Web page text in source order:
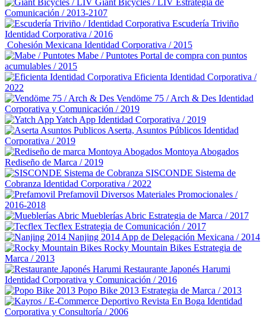
Giant Bicycles / LIV Estrategia de
Comunicación / 2013-2107
Escudería Triviño
Identidad Corporativa / 2016
Cohesión Mexicana Identidad Corporativa / 2015
Mabe / Puntotes Portal de compra con puntos
acumulables / 2015
Eficienta Identidad Corporativa /
2022
Vendöme 75 / Arch & Des Identidad
Corporativa y Comunicación / 2019
Yatch App Identidad Corporativa / 2019
Aserta, Asuntos Públicos Identidad
Corporativa / 2019
Montoya Abogados
Rediseño de Marca / 2019
SISCONDE Sistema de
Cobranza Identidad Corporativa / 2022
Prefamovil Diversos Materiales Promocionales /
2016-2018
Mueblerías Abric Estrategia de Marca / 2017
Tecflex Estrategia de Comunicación / 2017
Nanjing 2014 App de Delegación Mexicana / 2014
Rocky Mountain Bikes Estrategia de
Marca / 2013
Restaurante Japonés Harumi
Identidad Corporativa y Comunicación / 2016
Popo Bike 2013 Estrategia de Marca / 2013
Revista En Boga Identidad
Corporativa y Consultoría / 2006